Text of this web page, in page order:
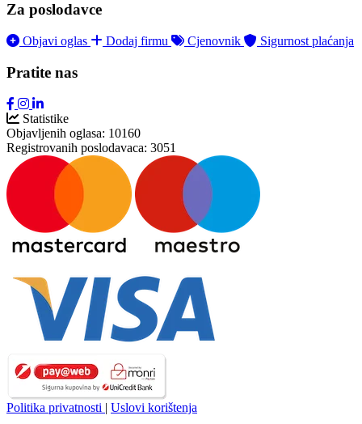
Za poslodavce
Objavi oglas Dodaj firmu Cjenovnik Sigurnost plaćanja
Pratite nas
Statistike
Objavljenih oglasa: 10160
Registrovanih poslodavaca: 3051
Politika privatnosti | Uslovi korištenja